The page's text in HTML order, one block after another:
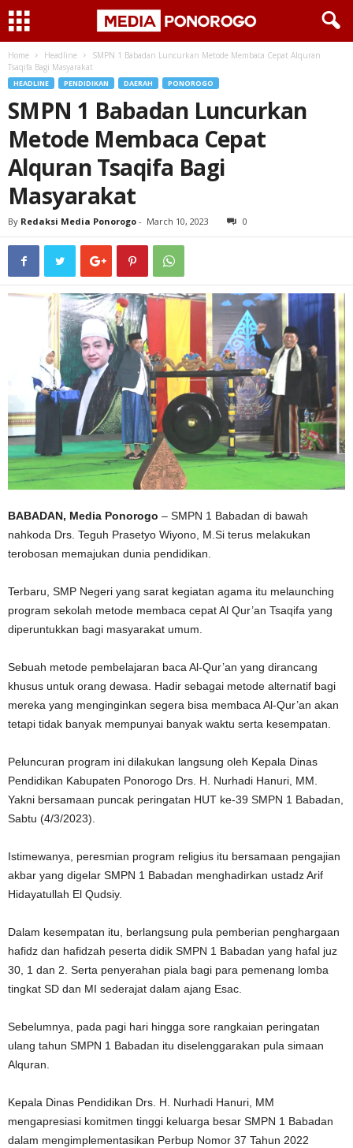
Home Headline
SMPN 1 Babadan Luncurkan Metode Membaca Cepat Alquran
Tsaqifa Bagi Masyarakat
HEADLINE PENDIDIKAN DAERAH PONOROGO
SMPN 1 Babadan Luncurkan
Metode Membaca Cepat
Alquran Tsaqifa Bagi
Masyarakat
By Redaksi Media Ponorogo - March 10, 2023 0
BABADAN, Media Ponorogo – SMPN 1 Babadan di bawah
nahkoda Drs. Teguh Prasetyo Wiyono, M.Si terus melakukan
terobosan memajukan dunia pendidikan.
Terbaru, SMP Negeri yang sarat kegiatan agama itu melaunching
program sekolah metode membaca cepat Al Qur’an Tsaqifa yang
diperuntukkan bagi masyarakat umum.
Sebuah metode pembelajaran baca Al-Qur’an yang dirancang
khusus untuk orang dewasa. Hadir sebagai metode alternatif bagi
mereka yang menginginkan segera bisa membaca Al-Qur’an akan
tetapi tidak banyak mempunyai banyak waktu serta kesempatan.
Peluncuran program ini dilakukan langsung oleh Kepala Dinas
Pendidikan Kabupaten Ponorogo Drs. H. Nurhadi Hanuri, MM.
Yakni bersamaan puncak peringatan HUT ke-39 SMPN 1 Babadan,
Sabtu (4/3/2023).
Istimewanya, peresmian program religius itu bersamaan pengajian
akbar yang digelar SMPN 1 Babadan menghadirkan ustadz Arif
Hidayatullah El Qudsiy.
Dalam kesempatan itu, berlangsung pula pemberian penghargaan
hafidz dan hafidzah peserta didik SMPN 1 Babadan yang hafal juz
30, 1 dan 2. Serta penyerahan piala bagi para pemenang lomba
tingkat SD dan MI sederajat dalam ajang Esac.
Sebelumnya, pada pagi hari hingga sore rangkaian peringatan
ulang tahun SMPN 1 Babadan itu diselenggarakan pula simaan
Alquran.
Kepala Dinas Pendidikan Drs. H. Nurhadi Hanuri, MM
mengapresiasi komitmen tinggi keluarga besar SMPN 1 Babadan
dalam mengimplementasikan Perbup Nomor 37 Tahun 2022